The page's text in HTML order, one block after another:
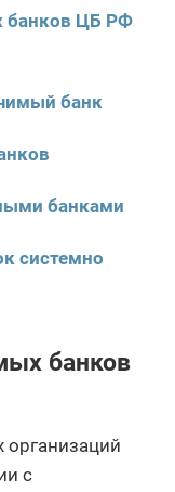
банков ЦБ РФ
банк
банками
системно
банков
организаций
с